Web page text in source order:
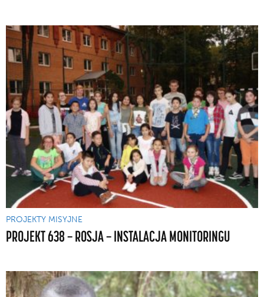
PROJEKTY MISYJNE
PROJEKT 638 — ROSJA — INSTALACJA MONITORINGU